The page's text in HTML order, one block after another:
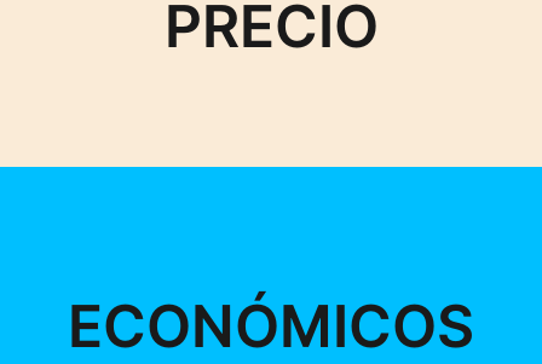
PRECIO
ECONÓMICOS